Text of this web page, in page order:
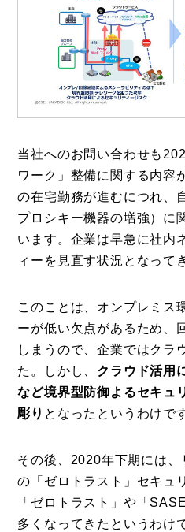
当社へのお問い合わせも
ワーク」整備に関する内容
の在宅勤務が進むにつれ、
プロシキー機器の増強）に
います。企業は早急に社内
ィーを見直す状況となって
このことは、オンプレミス
ーが低い欠点があるため、
しまうので、企業ではクラ
た。しかし、 クラウド活用
など境界型防御よるセキュ
彫り となったというわけで
その後、2020年下期には
の「ゼロトラスト」セキュ
「ゼロトラスト」や「
多くなってきたというわけ